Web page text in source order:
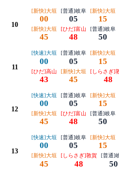
10
[新快]大垣
00
[普通]岐阜
05
[新快]大垣
15
[新快]大垣
45
[ひだ]富山
48
[普通]岐阜
50
11
[快速]大垣
00
[普通]岐阜
05
[新快]大垣
15
[ひだ]高山
43
[新快]大垣
45
[しらさぎ]
48
12
[快速]大垣
00
[普通]岐阜
05
[新快]大垣
15
[新快]大垣
45
[ひだ]富山
48
[普通]岐阜
50
13
[快速]大垣
00
[普通]岐阜
05
[新快]大垣
15
[新快]大垣
45
[しらさぎ]敦賀
48
[普通]
50